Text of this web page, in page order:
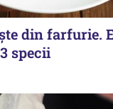
din farfurie.
specii